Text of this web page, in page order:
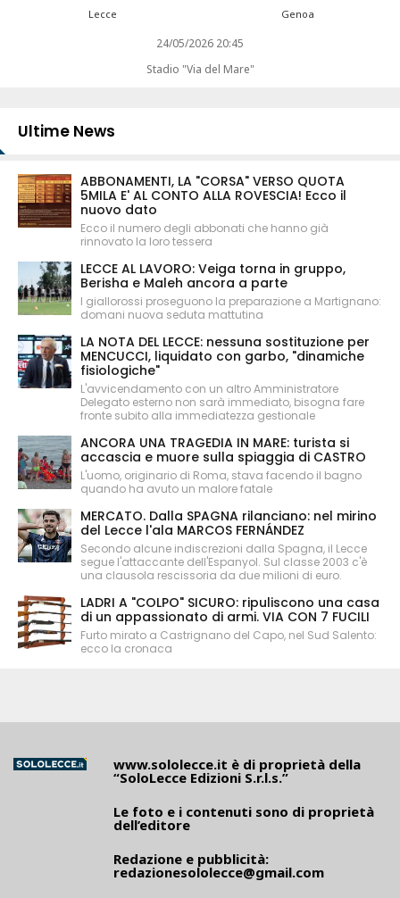
Lecce Genoa
24/05/2026 20:45
Stadio "Via del Mare"
Ultime News
ABBONAMENTI, LA "CORSA" VERSO QUOTA
5MILA E' AL CONTO ALLA ROVESCIA! Ecco il
nuovo dato
Ecco il numero degli abbonati che hanno già
rinnovato la loro tessera
LECCE AL LAVORO: Veiga torna in gruppo,
Berisha e Maleh ancora a parte
I giallorossi proseguono la preparazione a Martignano:
domani nuova seduta mattutina
LA NOTA DEL LECCE: nessuna sostituzione per
MENCUCCI, liquidato con garbo, "dinamiche
fisiologiche"
L'avvicendamento con un altro Amministratore
Delegato esterno non sarà immediato, bisogna fare
fronte subito alla immediatezza gestionale
ANCORA UNA TRAGEDIA IN MARE: turista si
accascia e muore sulla spiaggia di CASTRO
L'uomo, originario di Roma, stava facendo il bagno
quando ha avuto un malore fatale
MERCATO. Dalla SPAGNA rilanciano: nel mirino
del Lecce l'ala MARCOS FERNÁNDEZ
Secondo alcune indiscrezioni dalla Spagna, il Lecce
segue l'attaccante dell'Espanyol. Sul classe 2003 c'è
una clausola rescissoria da due milioni di euro.
LADRI A "COLPO" SICURO: ripuliscono una casa
di un appassionato di armi. VIA CON 7 FUCILI
Furto mirato a Castrignano del Capo, nel Sud Salento:
ecco la cronaca
www.sololecce.it è di proprietà della
“SoloLecce Edizioni S.r.l.s.”
Le foto e i contenuti sono di proprietà
dell’editore
Redazione e pubblicità:
redazionesololecce@gmail.com